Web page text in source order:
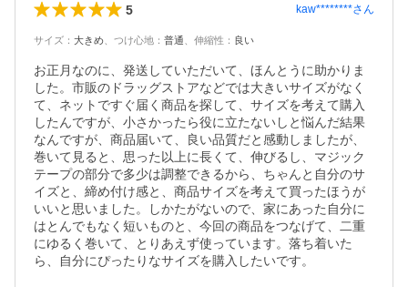
5 kaw********さん
サイズ ： 大きめ つけ心地 ： 普通 伸縮性 ： 良い
お正月なのに、発送していただいて、ほんとうに助かりま
した。市販のドラッグストアなどでは大きいサイズがなく
て、ネットですぐ届く商品を探して、サイズを考えて購入
したんですが、小さかったら役に立たないしと悩んだ結果
なんですが、商品届いて、良い品質だと感動しましたが、
巻いて見ると、思った以上に長くて、伸びるし、マジック
テープの部分で多少は調整できるから、ちゃんと自分のサ
イズと、締め付け感と、商品サイズを考えて買ったほうが
いいと思いました。しかたがないので、家にあった自分に
はとんでもなく短いものと、今回の商品をつなげて、二重
にゆるく巻いて、とりあえず使っています。落ち着いた
ら、自分にぴったりなサイズを購入したいです。